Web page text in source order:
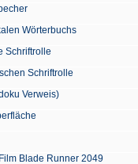
Wörterbuchs
Schriftrolle
Schriftrolle
Verweis)
Blade Runner 2049